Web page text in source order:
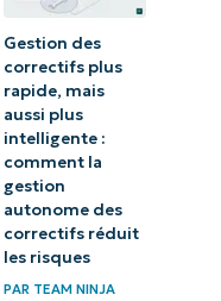
Gestion des
correctifs plus
rapide, mais
aussi plus
intelligente :
comment la
gestion
autonome des
correctifs réduit
les risques
PARTEAM NINJA